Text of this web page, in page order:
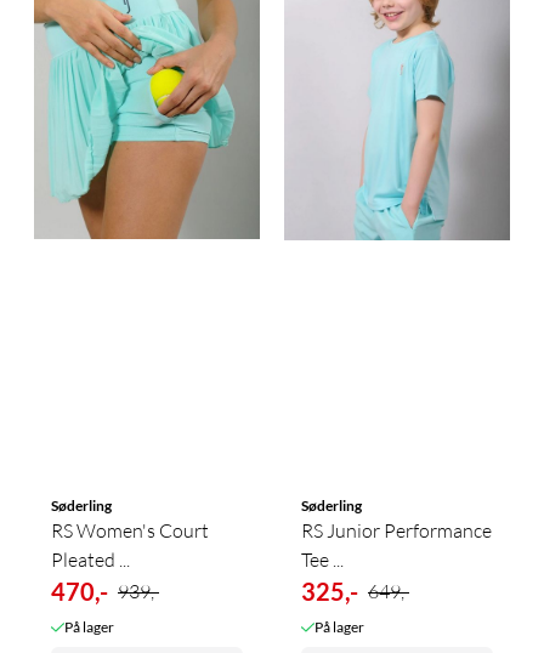
Søderling
RS Women's Court
Pleated ...
470,- 939,-
På lager
Søderling
RS Junior Performance
Tee ...
325,- 649,-
På lager